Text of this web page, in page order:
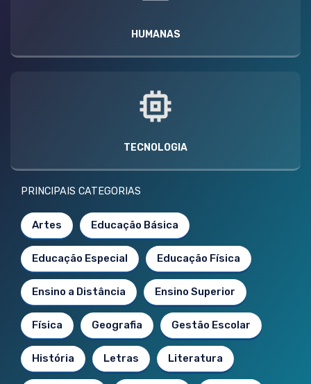
HUMANAS
TECNOLOGIA
PRINCIPAIS CATEGORIAS
Artes Educação Básica
Educação Especial Educação Física
Ensino a Distância Ensino Superior
Física Geografia Gestão Escolar
História Letras Literatura